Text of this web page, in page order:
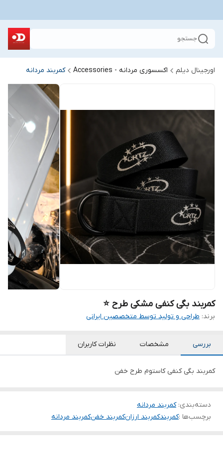
جستجو
اورجینال دیلم اکسسوری مردانه - Accessories کمربند مردانه
کمربند بگی کنفی مشکی طرح ⭐
برند: طراحی و تولید توسط متخصصین ایرانی
بررسی مشخصات نظرات کاربران
کمربند بگی کنفی کاستوم طرح خفن
دسته‌بندی:کمربند مردانه
برچسب‌ها :کمربندکمربند ارزانکمربند خفنکمربند مردانه